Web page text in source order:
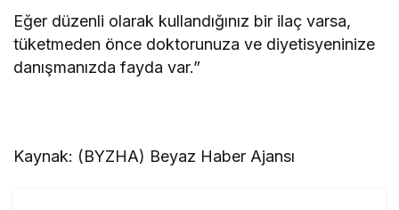
Eğer düzenli olarak kullandığınız bir ilaç varsa,
tüketmeden önce doktorunuza ve diyetisyeninize
danışmanızda fayda var.”
Kaynak: (BYZHA) Beyaz Haber Ajansı